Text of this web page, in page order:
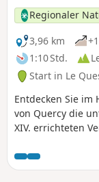
Regionaler
3,96 km
1:10 Std.
Start in Le
Entdecken Sie im
von Quercy die
XIV. errichteten